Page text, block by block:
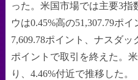
った。米国市場では主要3
ウは0.45%高の51,307.79ポ
7,609.78ポイント、ナスダッ
ポイントで取引を終えた。
り、4.46%付近で推移した。